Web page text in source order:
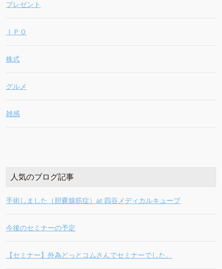
プレゼント
ＩＰＯ
株式
グルメ
雑感
人気のブログ記事
手術しました（胆嚢腺筋症）at 四谷メディカルキューブ
今後のセミナーの予定
【セミナー】外為どっとコムさんでセミナーでした。